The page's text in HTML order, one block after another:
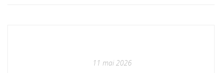
11 mai 2026